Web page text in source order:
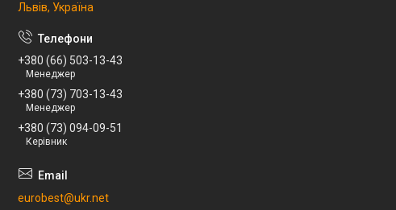
Львів, Україна
+380 (66) 503-13-43
Менеджер
+380 (73) 703-13-43
Менеджер
+380 (73) 094-09-51
Керівник
eurobest@ukr.net